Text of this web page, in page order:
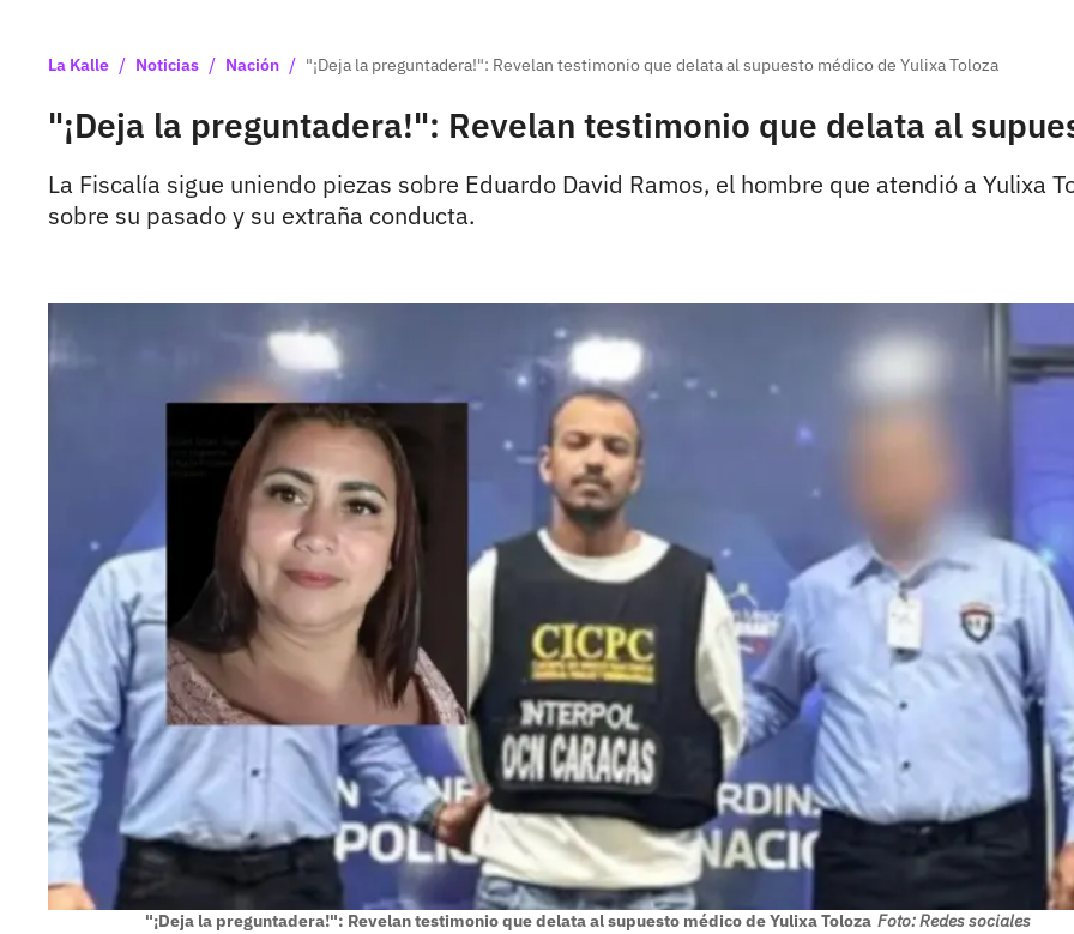
La Kalle / Noticias / Nación / "¡Deja la preguntadera!": Revelan testimonio que delata al supuesto médico de Yulixa Toloza
"¡Deja la preguntadera!": Revelan testimonio que delata al
La Fiscalía sigue uniendo piezas sobre Eduardo David Ramos, el hombre que atendió a Yulixa
sobre su pasado y su extraña conducta.
"¡Deja la preguntadera!": Revelan testimonio que delata al supuesto médico de Yulixa Toloza Foto: Redes sociales